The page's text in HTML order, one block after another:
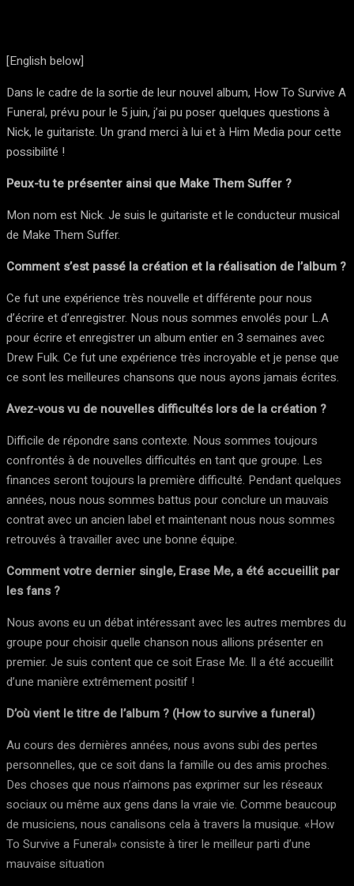
[English below]
Dans le cadre de la sortie de leur nouvel album, How To Survive A
Funeral, prévu pour le 5 juin, j’ai pu poser quelques questions à
Nick, le guitariste. Un grand merci à lui et à Him Media pour cette
possibilité !
Peux-tu te présenter ainsi que Make Them Suffer ?
Mon nom est Nick. Je suis le guitariste et le conducteur musical
de Make Them Suffer.
Comment s’est passé la création et la réalisation de l’album ?
Ce fut une expérience très nouvelle et différente pour nous
d’écrire et d’enregistrer. Nous nous sommes envolés pour L.A
pour écrire et enregistrer un album entier en 3 semaines avec
Drew Fulk. Ce fut une expérience très incroyable et je pense que
ce sont les meilleures chansons que nous ayons jamais écrites.
Avez-vous vu de nouvelles difficultés lors de la création ?
Difficile de répondre sans contexte. Nous sommes toujours
confrontés à de nouvelles difficultés en tant que groupe. Les
finances seront toujours la première difficulté. Pendant quelques
années, nous nous sommes battus pour conclure un mauvais
contrat avec un ancien label et maintenant nous nous sommes
retrouvés à travailler avec une bonne équipe.
Comment votre dernier single, Erase Me, a été accueillit par
les fans ?
Nous avons eu un débat intéressant avec les autres membres du
groupe pour choisir quelle chanson nous allions présenter en
premier. Je suis content que ce soit Erase Me. Il a été accueillit
d’une manière extrêmement positif !
D’où vient le titre de l’album ? (How to survive a funeral)
Au cours des dernières années, nous avons subi des pertes
personnelles, que ce soit dans la famille ou des amis proches.
Des choses que nous n’aimons pas exprimer sur les réseaux
sociaux ou même aux gens dans la vraie vie. Comme beaucoup
de musiciens, nous canalisons cela à travers la musique. «How
To Survive a Funeral» consiste à tirer le meilleur parti d’une
mauvaise situation